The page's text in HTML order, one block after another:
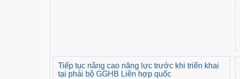
Tiếp tục nâng cao năng lực trước khi triển khai
tại phái bộ GGHB Liên hợp quốc